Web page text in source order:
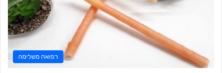
רפואה משלימה